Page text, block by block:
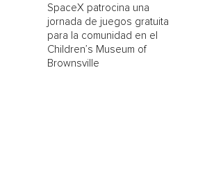
SpaceX patrocina una
jornada de juegos gratuita
para la comunidad en el
Children’s Museum of
Brownsville